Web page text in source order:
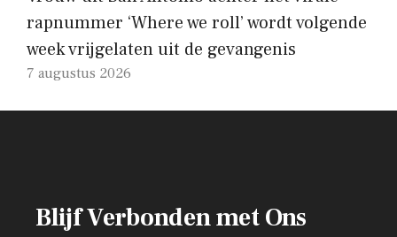
rapnummer ‘Where we roll’ wordt volgende
week vrijgelaten uit de gevangenis
7 augustus 2026
Blijf Verbonden met Ons